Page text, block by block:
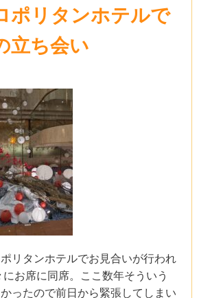
ポリタンホテルで
立ち会い
リタンホテルでお見合いが行われ
にお席に同席。ここ数年そういう
ったので前日から緊張してしまい